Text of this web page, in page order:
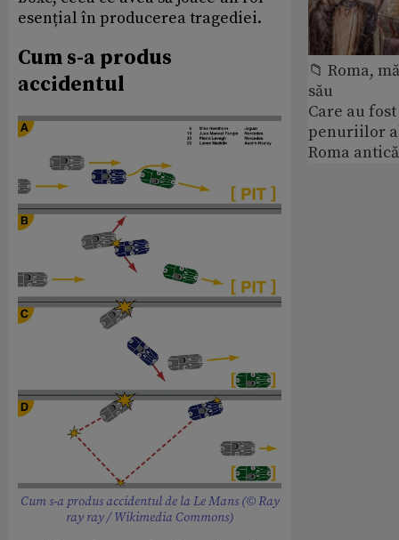
esențial în producerea tragediei.
Cum s-a produs
accidentul
Cum s-a produs accidentul de la Le Mans (© Ray
ray ray / Wikimedia Commons)
📁 Roma,
său
Care au
penuriilor
Roma